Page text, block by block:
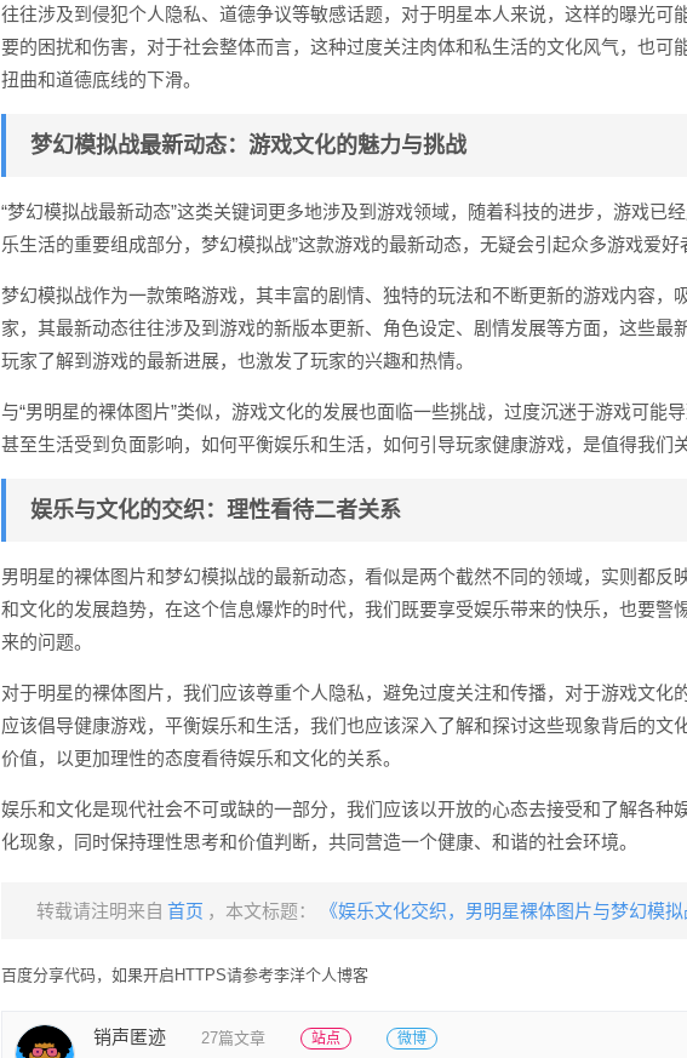
往往涉及到侵犯个人隐私、道德争议等敏感话题，对于明星本人来说，这样的曝光可
要的困扰和伤害，对于社会整体而言，这种过度关注肉体和私生活的文化风气，也可
扭曲和道德底线的下滑。
梦幻模拟战最新动态：游戏文化的魅力与挑战
“梦幻模拟战最新动态”这类关键词更多地涉及到游戏领域，随着科技的进步，游戏已
乐生活的重要组成部分，梦幻模拟战”这款游戏的最新动态，无疑会引起众多游戏爱好
梦幻模拟战作为一款策略游戏，其丰富的剧情、独特的玩法和不断更新的游戏内容，
家，其最新动态往往涉及到游戏的新版本更新、角色设定、剧情发展等方面，这些最
玩家了解到游戏的最新进展，也激发了玩家的兴趣和热情。
与“男明星的裸体图片”类似，游戏文化的发展也面临一些挑战，过度沉迷于游戏可能
甚至生活受到负面影响，如何平衡娱乐和生活，如何引导玩家健康游戏，是值得我们
娱乐与文化的交织：理性看待二者关系
男明星的裸体图片和梦幻模拟战的最新动态，看似是两个截然不同的领域，实则都反
和文化的发展趋势，在这个信息爆炸的时代，我们既要享受娱乐带来的快乐，也要警
来的问题。
对于明星的裸体图片，我们应该尊重个人隐私，避免过度关注和传播，对于游戏文化
应该倡导健康游戏，平衡娱乐和生活，我们也应该深入了解和探讨这些现象背后的文
价值，以更加理性的态度看待娱乐和文化的关系。
娱乐和文化是现代社会不可或缺的一部分，我们应该以开放的心态去接受和了解各种
化现象，同时保持理性思考和价值判断，共同营造一个健康、和谐的社会环境。
转载请注明来自 首页 ，本文标题： 《娱乐文化交织，男明星裸体图片与梦幻模拟
百度分享代码，如果开启HTTPS请参考李洋个人博客
销声匿迹 27篇文章 站点 微博